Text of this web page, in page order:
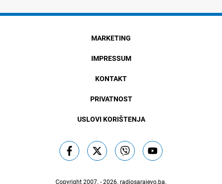
MARKETING
IMPRESSUM
KONTAKT
PRIVATNOST
USLOVI KORIŠTENJA
Copyright 2007. - 2026. radiosarajevo.ba.